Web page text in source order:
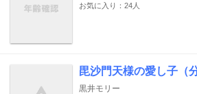
お気に入り：24人
毘沙門天様の愛し子（
黒井モリー